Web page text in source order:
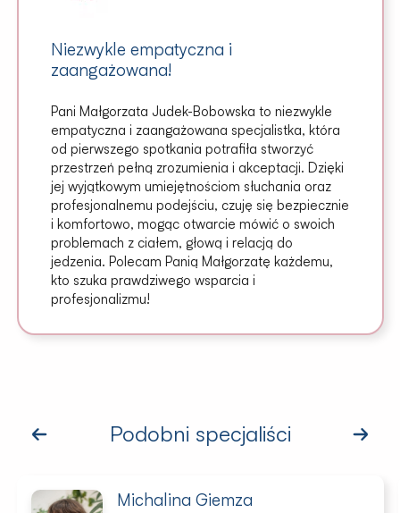
Niezwykle empatyczna i
zaangażowana!
Pani Małgorzata Judek-Bobowska to niezwykle
empatyczna i zaangażowana specjalistka, która
od pierwszego spotkania potrafiła stworzyć
przestrzeń pełną zrozumienia i akceptacji. Dzięki
jej wyjątkowym umiejętnościom słuchania oraz
profesjonalnemu podejściu, czuję się bezpiecznie
i komfortowo, mogąc otwarcie mówić o swoich
problemach z ciałem, głową i relacją do
jedzenia. Polecam Panią Małgorzatę każdemu,
kto szuka prawdziwego wsparcia i
profesjonalizmu!
Podobni specjaliści
Michalina Giemza